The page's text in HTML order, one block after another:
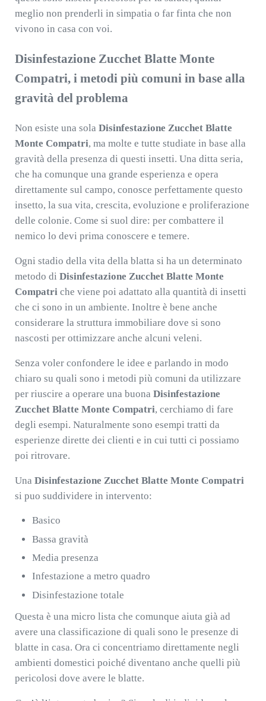
meglio non prenderli in simpatia o far finta che non
vivono in casa con voi.
Disinfestazione Zucchet Blatte Monte
Compatri, i metodi più comuni in base alla
gravità del problema
Non esiste una sola Disinfestazione Zucchet Blatte
Monte Compatri, ma molte e tutte studiate in base alla
gravità della presenza di questi insetti. Una ditta seria,
che ha comunque una grande esperienza e opera
direttamente sul campo, conosce perfettamente questo
insetto, la sua vita, crescita, evoluzione e proliferazione
delle colonie. Come si suol dire: per combattere il
nemico lo devi prima conoscere e temere.
Ogni stadio della vita della blatta si ha un determinato
metodo di Disinfestazione Zucchet Blatte Monte
Compatriche viene poi adattato alla quantità di insetti
che ci sono in un ambiente. Inoltre è bene anche
considerare la struttura immobiliare dove si sono
nascosti per ottimizzare anche alcuni veleni.
Senza voler confondere le idee e parlando in modo
chiaro su quali sono i metodi più comuni da utilizzare
per riuscire a operare una buona Disinfestazione
Zucchet Blatte Monte Compatri, cerchiamo di fare
degli esempi. Naturalmente sono esempi tratti da
esperienze dirette dei clienti e in cui tutti ci possiamo
poi ritrovare.
Una Disinfestazione Zucchet Blatte Monte Compatri
si puo suddividere in intervento:
Basico
Bassa gravità
Media presenza
Infestazione a metro quadro
Disinfestazione totale
Questa è una micro lista che comunque aiuta già ad
avere una classificazione di quali sono le presenze di
blatte in casa. Ora ci concentriamo direttamente negli
ambienti domestici poiché diventano anche quelli più
pericolosi dove avere le blatte.